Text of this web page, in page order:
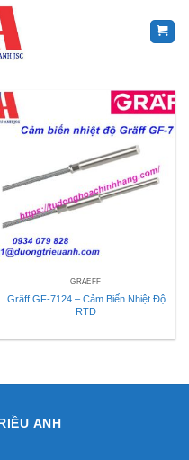
GRAEFF
Gräff GF-7124 – Cảm Biến Nhiệt Độ
RTD
ANH